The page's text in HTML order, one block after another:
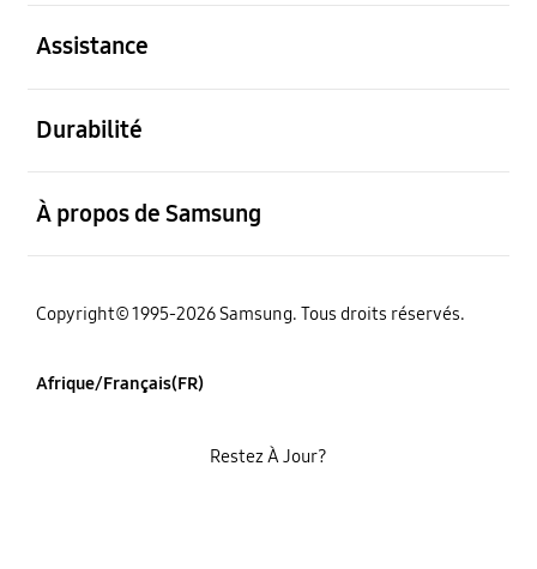
Assistance
Durabilité
À propos de Samsung
Copyright© 1995-2026 Samsung. Tous droits réservés.
Afrique/Français(FR)
Restez À Jour?